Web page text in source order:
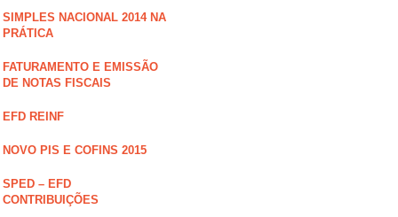
SIMPLES NACIONAL 2014 NA
PRÁTICA
FATURAMENTO E EMISSÃO
DE NOTAS FISCAIS
EFD REINF
NOVO PIS E COFINS 2015
SPED – EFD
CONTRIBUIÇÕES